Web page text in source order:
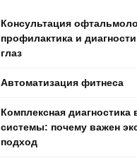
Консультация
профилактика и
глаз
Автоматизация фитнеса
Комплексная диагностика
системы: почему важен
подход